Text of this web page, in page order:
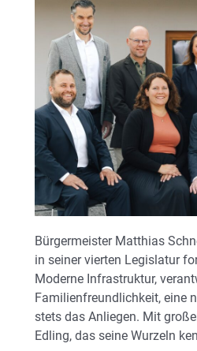
Bürgermeister Matthias
in seiner vierten Legislatur
Moderne Infrastruktur,
Familienfreundlichkeit, eine
stets das Anliegen. Mit
Edling, das seine Wurzeln